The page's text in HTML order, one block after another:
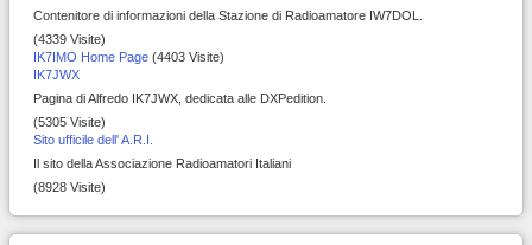
Contenitore di informazioni della Stazione di Radioamatore IW7DOL.
(4339 Visite)
IK7IMO Home Page (4403 Visite)
IK7JWX
Pagina di Alfredo IK7JWX, dedicata alle DXPedition.
(5305 Visite)
Sito ufficile dell' A.R.I.
Il sito della Associazione Radioamatori Italiani
(8928 Visite)